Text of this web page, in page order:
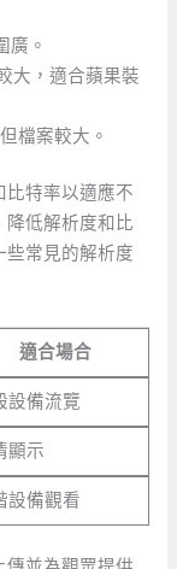
廣。
大，適合蘋果裝
檔案較大。
比特率以適應不
降低解析度和比
些常見的解析度
適合場合
設備流覽
顯示
設備觀看